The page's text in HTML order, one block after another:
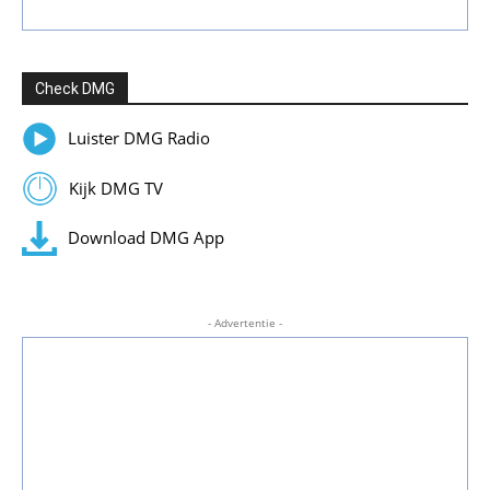
Check DMG
Luister DMG Radio
Kijk DMG TV
Download DMG App
- Advertentie -